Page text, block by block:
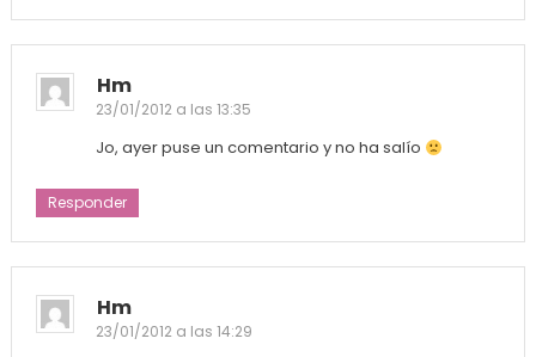
Hm
23/01/2012 a las 13:35
Jo, ayer puse un comentario y no ha salío
Responder
Hm
23/01/2012 a las 14:29